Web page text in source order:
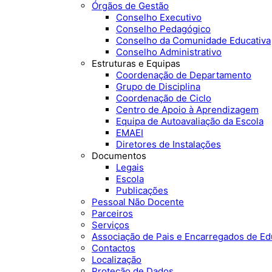
Órgãos de Gestão
Conselho Executivo
Conselho Pedagógico
Conselho da Comunidade Educativa
Conselho Administrativo
Estruturas e Equipas
Coordenação de Departamento
Grupo de Disciplina
Coordenação de Ciclo
Centro de Apoio à Aprendizagem
Equipa de Autoavaliação da Escola
EMAEI
Diretores de Instalações
Documentos
Legais
Escola
Publicações
Pessoal Não Docente
Parceiros
Serviços
Associação de Pais e Encarregados de
Contactos
Localização